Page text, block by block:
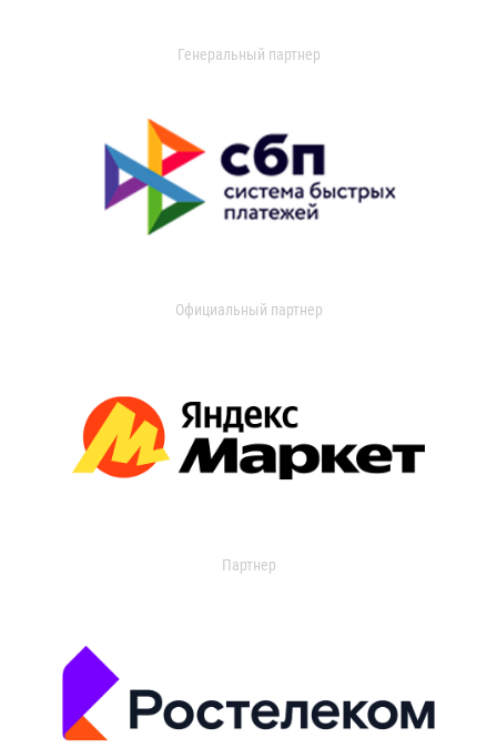
Генеральный партнер
Официальный партнер
Партнер